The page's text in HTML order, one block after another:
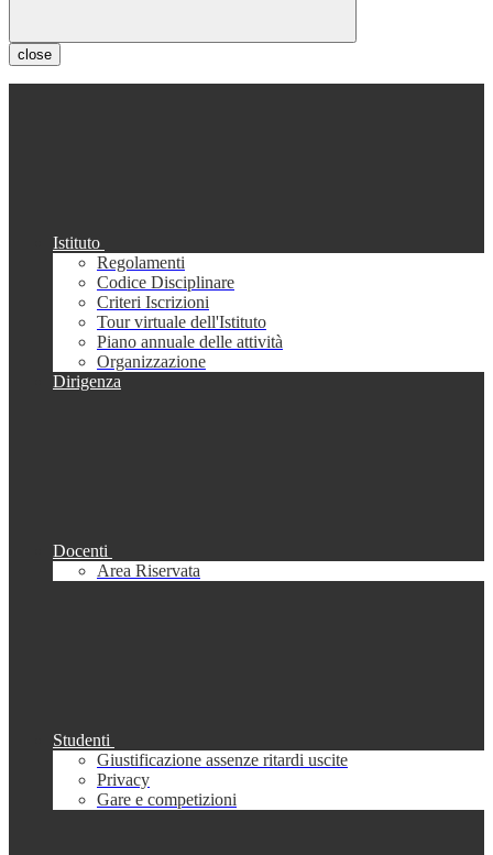
close
Istituto
Regolamenti
Codice Disciplinare
Criteri Iscrizioni
Tour virtuale dell'Istituto
Piano annuale delle attività
Organizzazione
Dirigenza
Docenti
Area Riservata
Studenti
Giustificazione assenze ritardi uscite
Privacy
Gare e competizioni